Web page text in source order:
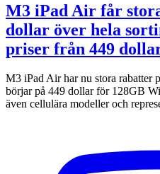
M3 iPad Air får
dollar över hela
priser från 449
M3 iPad Air har nu stora rabatter
börjar på 449 dollar för 128GB
även cellulära modeller och